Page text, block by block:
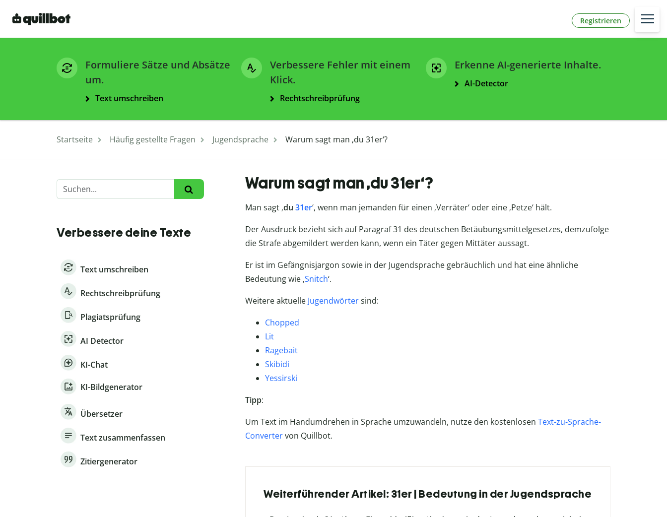
Registrieren
Formuliere Sätze und Absätze
um.
Text umschreiben
Verbessere Fehler mit einem
Klick.
Rechtschreibprüfung
Erkenne AI-generierte Inhalte.
AI-Detector
Startseite Häufig gestellte Fragen Jugendsprache Warum sagt man ‚du 31er‘?
Verbessere deine Texte
Text umschreiben
Rechtschreibprüfung
Plagiatsprüfung
AI Detector
KI-Chat
KI-Bildgenerator
Übersetzer
Text zusammenfassen
Zitiergenerator
Warum sagt man ‚du 31er‘?
Man sagt ‚du 31er‘, wenn man jemanden für einen ‚Verräter‘ oder eine ‚Petze‘ hält.
Der Ausdruck bezieht sich auf Paragraf 31 des deutschen Betäubungsmittelgesetzes, demzufolge
die Strafe abgemildert werden kann, wenn ein Täter gegen Mittäter aussagt.
Er ist im Gefängnisjargon sowie in der Jugendsprache gebräuchlich und hat eine ähnliche
Bedeutung wie ‚Snitch‘.
Weitere aktuelle Jugendwörtersind:
Chopped
Lit
Ragebait
Skibidi
Yessirski
Tipp:
Um Text im Handumdrehen in Sprache umzuwandeln, nutze den kostenlosen Text-zu-Sprache-
Convertervon Quillbot.
Weiterführender Artikel: 31er | Bedeutung in der Jugendsprache